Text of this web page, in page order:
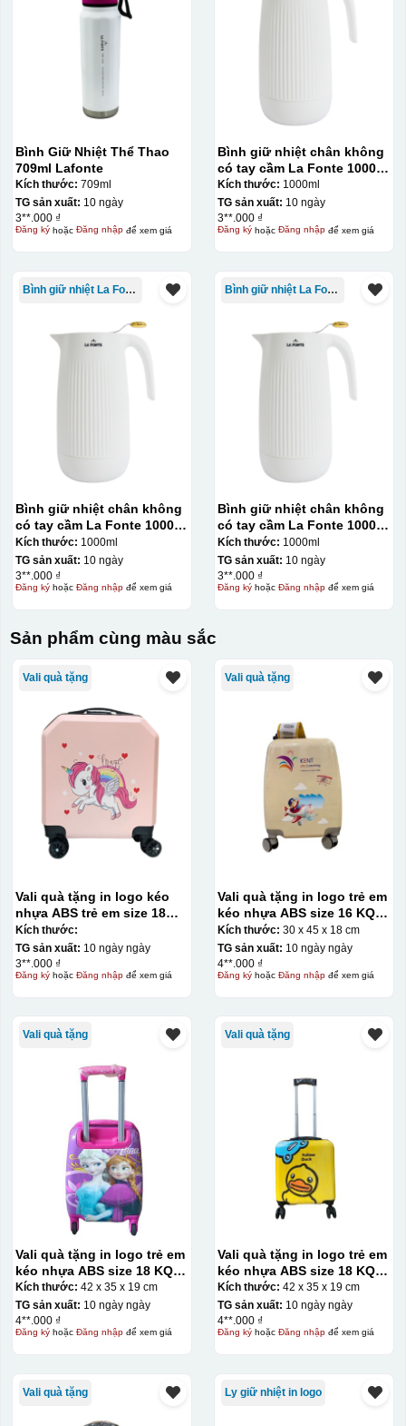
Bình Giữ Nhiệt Thể Thao
709ml Lafonte
Kích thước: 709ml
TG sản xuất: 10 ngày
3**.000 ₫
Đăng kýhoặc Đăng nhậpđể xem giá
Bình giữ nhiệt chân không
có tay cầm La Fonte 1000ml
– 011655
Kích thước: 1000ml
TG sản xuất: 10 ngày
3**.000 ₫
Đăng kýhoặc Đăng nhậpđể xem giá
Bình giữ nhiệt La Fonte
Bình giữ nhiệt chân không
có tay cầm La Fonte 1000ml
– 011655
Kích thước: 1000ml
TG sản xuất: 10 ngày
3**.000 ₫
Đăng kýhoặc Đăng nhậpđể xem giá
Bình giữ nhiệt La Fonte
Bình giữ nhiệt chân không
có tay cầm La Fonte 1000ml
– 011655
Kích thước: 1000ml
TG sản xuất: 10 ngày
3**.000 ₫
Đăng kýhoặc Đăng nhậpđể xem giá
Sản phẩm cùng màu sắc
Vali quà tặng
Vali quà tặng in logo kéo
nhựa ABS trẻ em size 18
KQ-VL16
Kích thước:
TG sản xuất: 10 ngày ngày
3**.000 ₫
Đăng kýhoặc Đăng nhậpđể xem giá
Vali quà tặng
Vali quà tặng in logo trẻ em
kéo nhựa ABS size 16 KQ-
VL20
Kích thước: 30 x 45 x 18 cm
TG sản xuất: 10 ngày ngày
4**.000 ₫
Đăng kýhoặc Đăng nhậpđể xem giá
Vali quà tặng
Vali quà tặng in logo trẻ em
kéo nhựa ABS size 18 KQ-
VL15
Kích thước: 42 x 35 x 19 cm
TG sản xuất: 10 ngày ngày
4**.000 ₫
Đăng kýhoặc Đăng nhậpđể xem giá
Vali quà tặng
Vali quà tặng in logo trẻ em
kéo nhựa ABS size 18 KQ-
VL23
Kích thước: 42 x 35 x 19 cm
TG sản xuất: 10 ngày ngày
4**.000 ₫
Đăng kýhoặc Đăng nhậpđể xem giá
Vali quà tặng Ly giữ nhiệt in logo